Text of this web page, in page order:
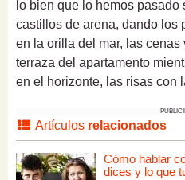
lo bien que lo hemos
castillos de arena, dando los
en la orilla del mar, las
terraza del apartamento
en el horizonte, las risas con
Artículos relacionados
Cómo hablar
dices y lo que